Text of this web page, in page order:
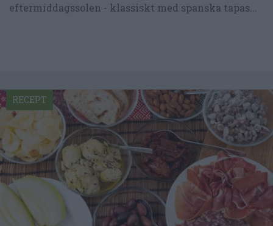
eftermiddagssolen - klassiskt med spanska tapas...
RECEPT